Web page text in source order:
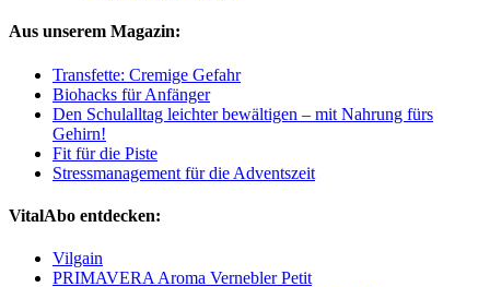
Aus unserem Magazin:
Transfette: Cremige Gefahr
Biohacks für Anfänger
Den Schulalltag leichter bewältigen – mit Nahrung fürs
Gehirn!
Fit für die Piste
Stressmanagement für die Adventszeit
VitalAbo entdecken:
Vilgain
PRIMAVERA Aroma Vernebler Petit